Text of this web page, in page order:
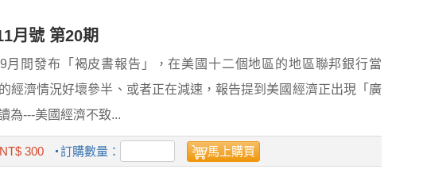
月號 第20期
月間發布「褐皮書報告」，在美國十二個地區的地區聯邦銀行當
經濟情況好壞參半、或者正在減速，報告提到美國經濟正出現「廣
為---美國經濟不致...
NT$ 300 訂購數量： 馬上購買